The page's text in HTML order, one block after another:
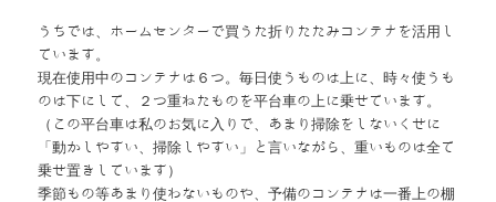
うちでは、ホームセンターで買うた折りたたみコンテナを活用し
ています。
現在使用中のコンテナは６つ。毎日使うものは上に、時々使うも
のは下にして、２つ重ねたものを平台車の上に乗せています。
（この平台車は私のお気に入りで、あまり掃除をしないくせに
「動かしやすい、掃除しやすい」と言いながら、重いものは全て
乗せ置きしています）
季節もの等あまり使わないものや、予備のコンテナは一番上の棚